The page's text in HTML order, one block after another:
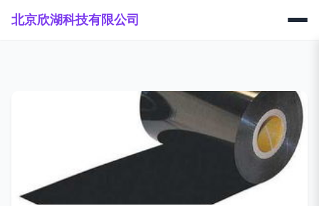
北京欣湖科技有限公司